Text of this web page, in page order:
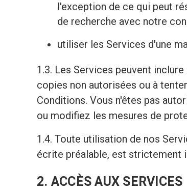
l'exception de ce qui peut
de recherche avec notre
utiliser les Services d'une
1.3. Les Services peuvent
copies non autorisées ou à
Conditions. Vous n'êtes pas
ou modifiez les mesures de
1.4. Toute utilisation de nos
écrite préalable, est strictement
2. ACCÈS AUX SERVICES